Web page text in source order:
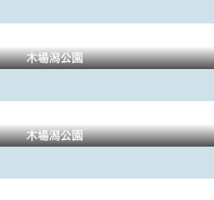
木場潟公園
木場潟公園